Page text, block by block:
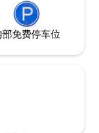
部免费停车位